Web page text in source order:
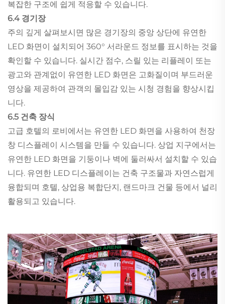
복잡한 구조에 쉽게 적응할 수 있습니다.
6.4 경기장
주의 깊게 살펴보시면 많은 경기장의 중앙 상단에 유연한
LED 화면이 설치되어 360° 서라운드 정보를 표시하는 것을
확인할 수 있습니다. 실시간 점수, 스릴 있는 리플레이 또는
광고와 관계없이 유연한 LED 화면은 고화질이며 부드러운
영상을 제공하여 관객의 몰입감 있는 시청 경험을 향상시킵
니다.
6.5 건축 장식
고급 호텔의 로비에서는 유연한 LED 화면을 사용하여 천장
창 디스플레이 시스템을 만들 수 있습니다. 상업 지구에서는
유연한 LED 화면을 기둥이나 벽에 둘러싸서 설치할 수 있습
니다. 유연한 LED 디스플레이는 건축 구조물과 자연스럽게
융합되며 호텔, 상업용 복합단지, 랜드마크 건물 등에서 널리
활용되고 있습니다.